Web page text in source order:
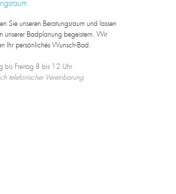
Sie unseren Beratungsraum und lassen
unserer Badplanung begeistern. Wir
Ihr persönliches Wunsch-Bad.
bis Freitag 8 bis 12 Uhr
telefonischer Vereinbarung